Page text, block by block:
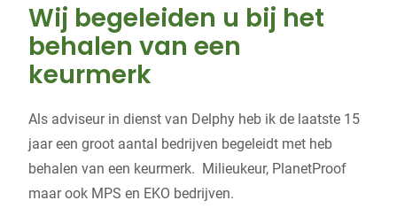
Wij begeleiden u bij het
behalen van een
keurmerk
Als adviseur in dienst van Delphy heb ik de laatste 15
jaar een groot aantal bedrijven begeleidt met heb
behalen van een keurmerk. Milieukeur, PlanetProof
maar ook MPS en EKO bedrijven.